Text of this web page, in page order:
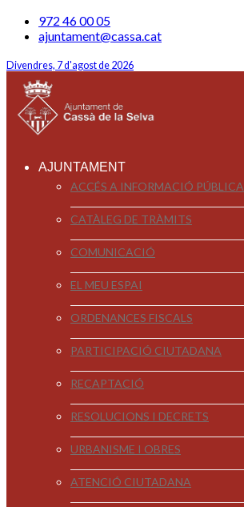
972 46 00 05
ajuntament@cassa.cat
Divendres, 7 d'agost de 2026
AJUNTAMENT
ACCÉS A INFORMACIÓ PÚBLICA
CATÀLEG DE TRÀMITS
COMUNICACIÓ
EL MEU ESPAI
ORDENANCES FISCALS
PARTICIPACIÓ CIUTADANA
RECAPTACIÓ
RESOLUCIONS I DECRETS
URBANISME I OBRES
ATENCIÓ CIUTADANA